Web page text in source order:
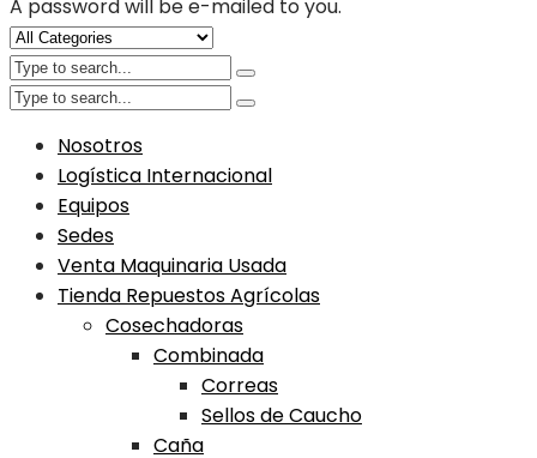
A password will be e-mailed to you.
Nosotros
Logística Internacional
Equipos
Sedes
Venta Maquinaria Usada
Tienda Repuestos Agrícolas
Cosechadoras
Combinada
Correas
Sellos de Caucho
Caña